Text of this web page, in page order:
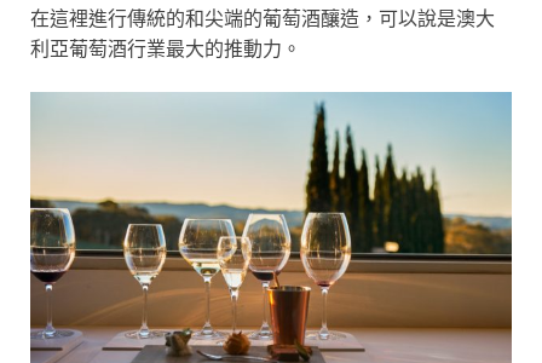
在這裡進行傳統的和尖端的葡萄酒釀造，可以說是澳大
利亞葡萄酒行業最大的推動力。